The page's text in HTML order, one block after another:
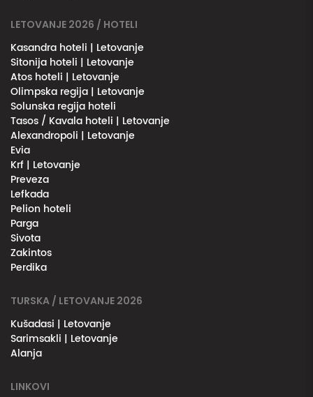
LETOVANJE 2026 / HOTELI
Kasandra hoteli | Letovanje
Sitonija hoteli | Letovanje
Atos hoteli | Letovanje
Olimpska regija | Letovanje
Solunska regija hoteli
Tasos / Kavala hoteli | Letovanje
Alexandropoli | Letovanje
Evia
Krf | Letovanje
Preveza
Lefkada
Pelion hoteli
Parga
Sivota
Zakintos
Perdika
TURSKA / LETOVANJE 2026
Kušadasi | Letovanje
Sarimsakli | Letovanje
Alanja
LINKOVI